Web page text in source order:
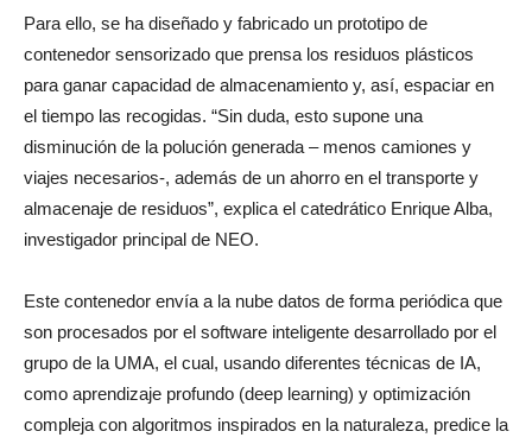
Para ello, se ha diseñado y fabricado un prototipo de
contenedor sensorizado que prensa los residuos plásticos
para ganar capacidad de almacenamiento y, así, espaciar en
el tiempo las recogidas. “Sin duda, esto supone una
disminución de la polución generada – menos camiones y
viajes necesarios-, además de un ahorro en el transporte y
almacenaje de residuos”, explica el catedrático Enrique Alba,
investigador principal de NEO.
Este contenedor envía a la nube datos de forma periódica que
son procesados por el software inteligente desarrollado por el
grupo de la UMA, el cual, usando diferentes técnicas de IA,
como aprendizaje profundo (deep learning) y optimización
compleja con algoritmos inspirados en la naturaleza, predice la